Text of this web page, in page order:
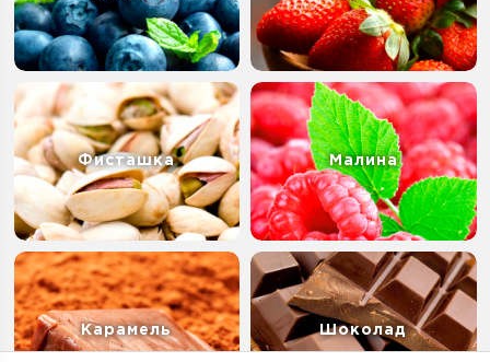
Фисташка Малина
Карамель Шоколад